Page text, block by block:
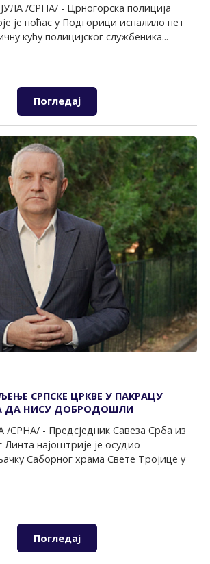
/СРНА/ - Црногорска полиција
је ноћас у Подгорици испалило пет
кућу полицијског службеника...
Погледај
СРПСКЕ ЦРКВЕ У ПАКРАЦУ
ДА НИСУ ДОБРОДОШЛИ
/СРНА/ - Предсједник Савеза Срба из
најоштрије је осудио
Саборног храма Свете Tројице у
Погледај